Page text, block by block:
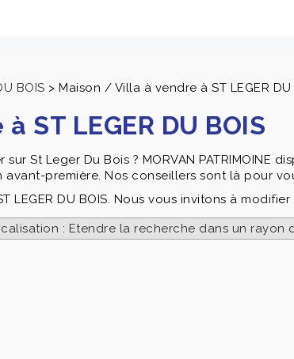
BOIS > Maison / Villa à vendre à ST LEGER DU
ST LEGER DU BOIS
St Leger Du Bois ? MORVAN
première. Nos conseillers sont là pour
DU BOIS. Nous vous invitons à
: Etendre la recherche dans un rayon